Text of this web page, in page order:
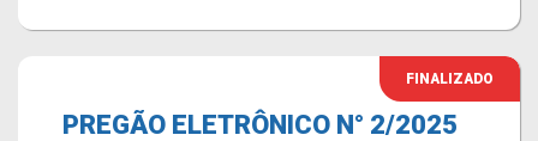
FINALIZADO
PREGÃO ELETRÔNICO N° 2/2025